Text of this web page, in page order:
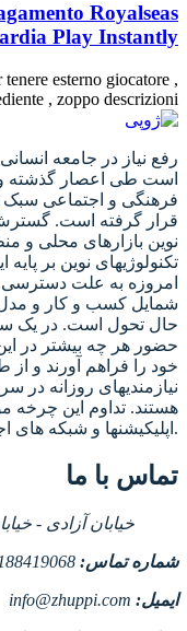
Royalseas
Play Instantly
esterno giocatore ,
, zoppo descrizioni...
رفع نیاز در جامعه
است طی اعصار گذشته
فرهنگی و اجتماعی سبک
قرار گرفته است.
نوین بازارهای محلی و
تکنولوژیهای نوین بر
امروزه به علت
شمایل کسب و کار و مدل
حال تحول است. در یک سو
حضور هر چه بیشتر در
خود را فراهم آورند و
نیازمندیهای روزانه در
هستند. تداوم این چرخه
اپلیکیشنها و شبکه های اجتماعی گردید.
تماس با ما
خیابان آزادی -
شماره تماس: / 02188456073
ایمیل: info@zhuppi.com